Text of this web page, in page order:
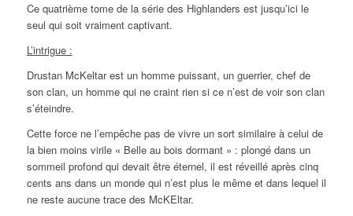
Ce quatrième tome de la série des Highlanders est jusqu’ici le
seul qui soit vraiment captivant.
L’intrigue :
Drustan McKeltar est un homme puissant, un guerrier, chef de
son clan, un homme qui ne craint rien si ce n’est de voir son clan
s’éteindre.
Cette force ne l’empêche pas de vivre un sort similaire à celui de
la bien moins virile « Belle au bois dormant » : plongé dans un
sommeil profond qui devait être éternel, il est réveillé après cinq
cents ans dans un monde qui n’est plus le même et dans lequel il
ne reste aucune trace des McKEltar.